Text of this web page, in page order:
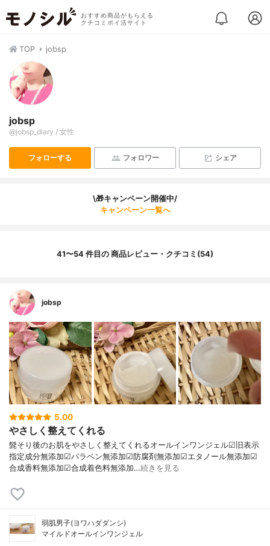
おすすめ商品がもらえる
クチコミポイ活サイト
TOP jobsp
jobsp
@jobsp_diary / 女性
フォローする フォロワー シェア
\🎁キャンペーン開催中/
キャンペーン一覧へ
41〜54 件目の 商品レビュー・クチコミ(54)
jobsp
5.00
やさしく整えてくれる
髭そり後のお肌をやさしく整えてくれるオールインワンジェル☑旧表示
指定成分無添加☑パラベン無添加☑防腐剤無添加☑エタノール無添加☑
合成香料無添加☑合成着色料無添加…続きを見る
弱肌男子(ヨワハダダンシ)
マイルドオールインワンジェル